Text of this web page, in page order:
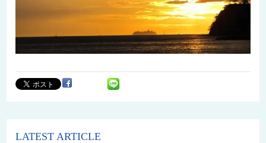
LATEST ARTICLE